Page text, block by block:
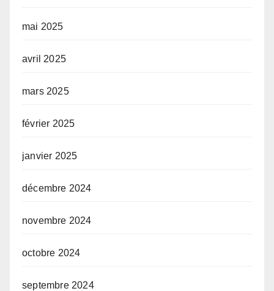
mai 2025
avril 2025
mars 2025
février 2025
janvier 2025
décembre 2024
novembre 2024
octobre 2024
septembre 2024